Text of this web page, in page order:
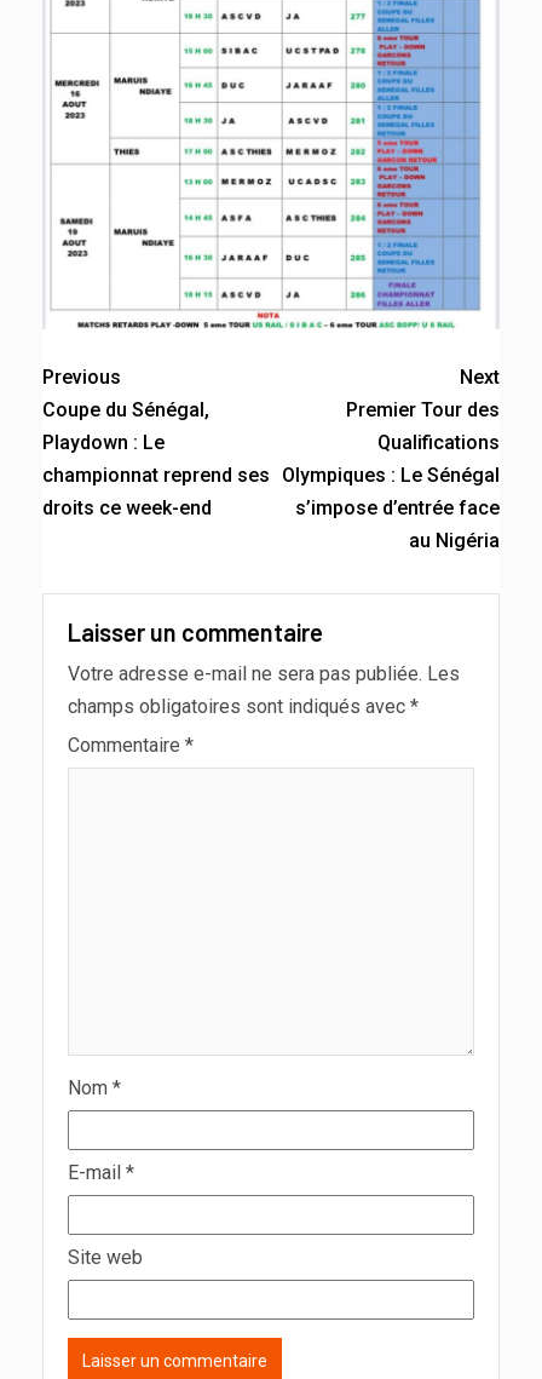
Previous
Coupe du Sénégal,
Playdown : Le
championnat reprend ses
droits ce week-end
Next
Premier Tour des
Qualifications
Olympiques : Le Sénégal
s’impose d’entrée face
au Nigéria
Laisser un commentaire
Votre adresse e-mail ne sera pas publiée. Les
champs obligatoires sont indiqués avec *
Commentaire *
Nom *
E-mail *
Site web